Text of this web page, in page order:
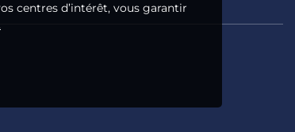
centres d’intérêt, vous garantir